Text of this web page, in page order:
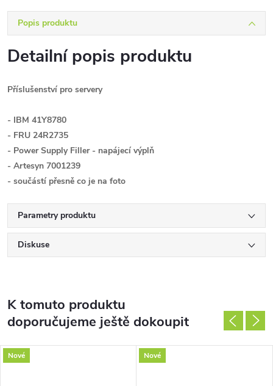
Popis produktu
Detailní popis produktu
Příslušenství pro servery
- IBM 41Y8780
- FRU 24R2735
- Power Supply Filler - napájecí výplň
- Artesyn 7001239
- součástí přesně co je na foto
Parametry produktu
Diskuse
K tomuto produktu
doporučujeme ještě dokoupit
Nové Nové